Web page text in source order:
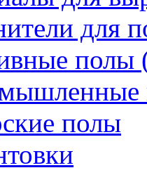
для
полы
полы